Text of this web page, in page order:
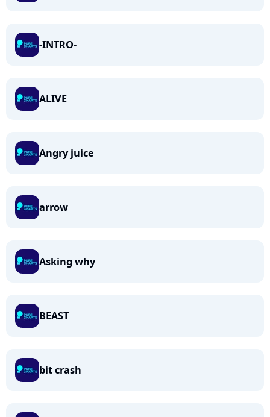
-INTRO-
ALIVE
Angry juice
arrow
Asking why
BEAST
bit crash